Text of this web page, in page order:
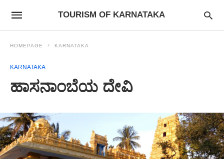
TOURISM OF KARNATAKA
HOMEPAGE KARNATAKA
KARNATAKA
ಹಾಸನಾಂಬೆಯ ದೇವಿ